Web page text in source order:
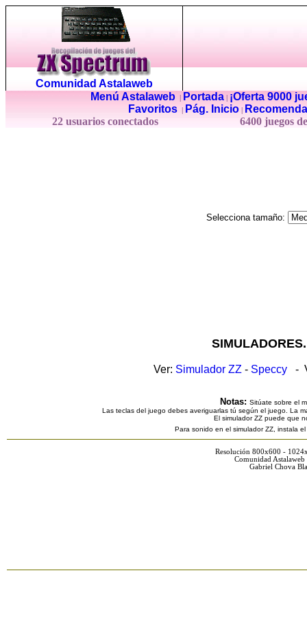
Comunidad Astalaweb
Menú Astalaweb| Portada|
¡Oferta 9000
Favoritos
Pág. Inicio
22 usuarios conectados
6400 juegos
Selecciona tamaño:
Ver: Simulador ZZ - Speccy -
Notas: Sitúate sobre el
Las teclas del juego debes averiguarlas tú según el juego. La
El simulador ZZ puede que
Para sonido en el simulador ZZ, instala
Resolución 800x600 -
Comunidad
Gabriel Chova